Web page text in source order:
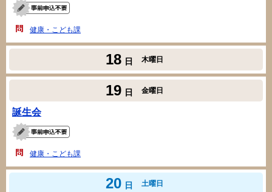
健康・こども課
18 日 木曜日
19 日 金曜日
誕生会
健康・こども課
20 日 土曜日